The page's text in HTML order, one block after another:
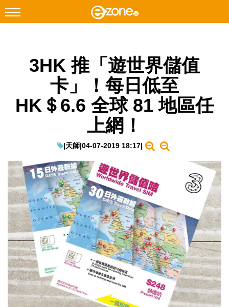
Facebook Instagram
網絡生活
EduTech
IT Times
生成式AI與雲端應用
Enterprise Digital Transformation
特集
3HK 推「遊世界儲值
卡」！每日低至
HK＄6.6 全球 81 地區任
上網！
|天師|04-07-2019 18:17|